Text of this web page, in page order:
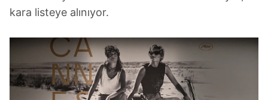
kara listeye alınıyor.